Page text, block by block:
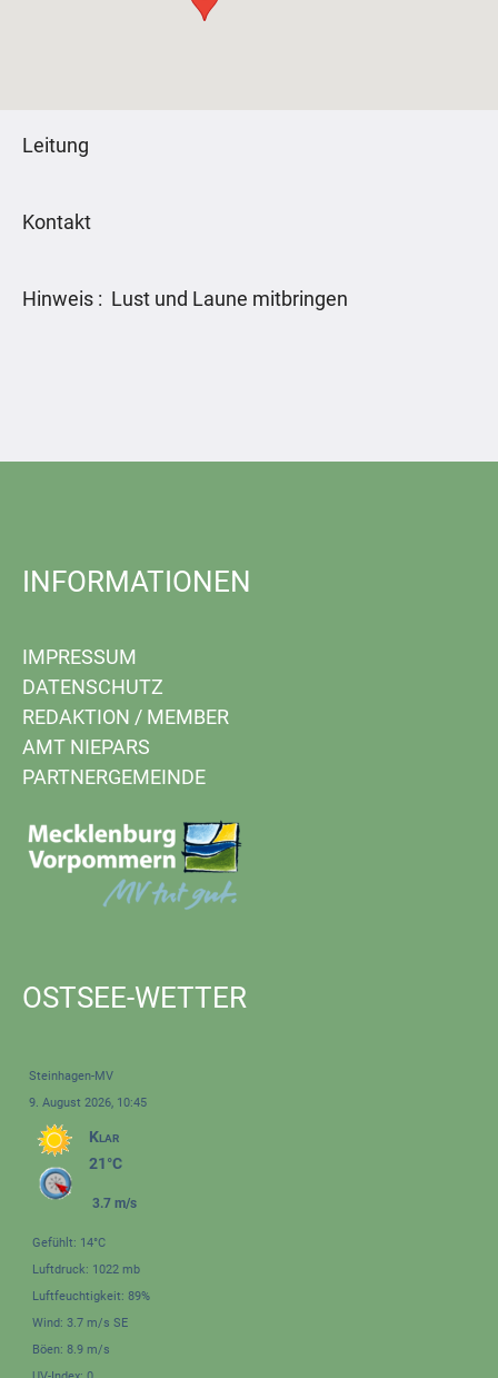
Leitung
Kontakt
Hinweis : Lust und Laune mitbringen
INFORMATIONEN
IMPRESSUM
DATENSCHUTZ
REDAKTION / MEMBER
AMT NIEPARS
PARTNERGEMEINDE
OSTSEE-WETTER
Steinhagen-MV
9. August 2026, 10:45
Klar
21°C
3.7 m/s
Gefühlt: 14°C
Luftdruck: 1022 mb
Luftfeuchtigkeit: 89%
Wind: 3.7 m/s SE
Böen: 8.9 m/s